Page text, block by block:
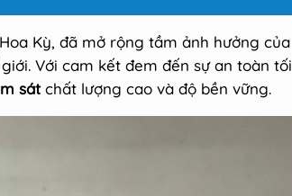
Kỳ, đã mở rộng tầm ảnh hưởng của
Với cam kết đem đến sự an toàn tối
sátchất lượng cao và độ bền vững.